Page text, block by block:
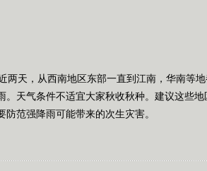
天，从西南地区东部一直到江南，华南等
。天气条件不适宜大家秋收秋种。建议这些
范强降雨可能带来的次生灾害。